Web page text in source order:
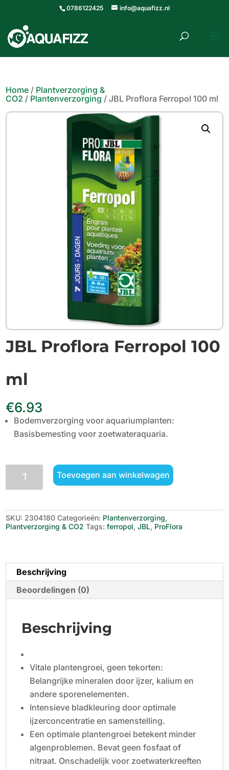
0786122425 info@aquafizz.nl
Home / Plantverzorging &
CO2 / Plantenverzorging / JBL Proflora Ferropol 100 ml
JBL Proflora Ferropol 100
ml
€6.93
Bodemverzorging voor aquariumplanten:
Basisbemesting voor zoetwateraquaria.
JBL
Proflora
aantal
Toevoegen aan winkelwagen
SKU: 2304180 Categorieën: Plantenverzorging,
Plantverzorging & CO2 Tags:ferropol,JBL, ProFlora
Beschrijving
Beoordelingen (0)
Beschrijving
Vitale plantengroei, geen tekorten:
Belangrijke mineralen door ijzer, kalium en
andere sporenelementen.
Intensieve bladkleuring door optimale
ijzerconcentratie en samenstelling.
Een optimale plantengroei betekent minder
algenproblemen. Bevat geen fosfaat of
nitraat. Onschadelijk voor zoetwaterkreeften